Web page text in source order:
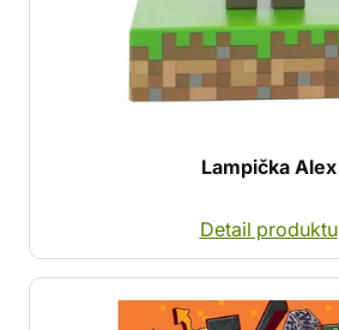
Lampička Alex
Detail produktu